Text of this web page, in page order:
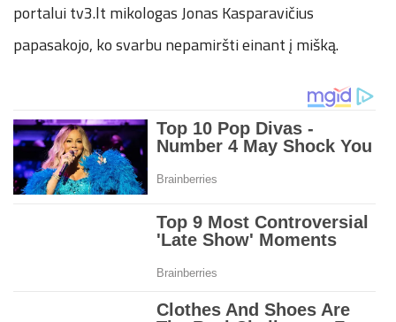
portalui tv3.lt mikologas Jonas Kasparavičius
papasakojo, ko svarbu nepamiršti einant į mišką.